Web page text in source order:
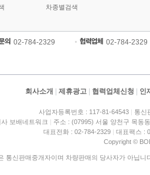
차종별검색
02-784-2329 02-784-2329
회사소개 제휴광고 협력업체신청 인
사업자등록번호 : 117-81-64543 | 통신
사 보배네트워크 | 주소 : (07995) 서울 양천구 목동
대표전화 : 02-784-2329 | 대표팩스 :
Copyright ©
통신판매중개자이며 차량판매의 당사자가 아닙